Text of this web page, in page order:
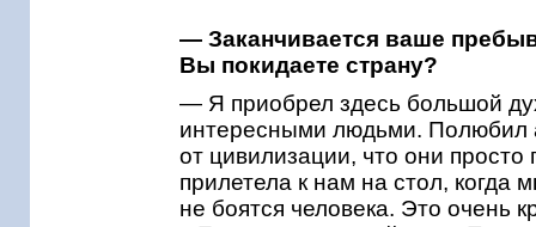
— Заканчивается ваше
Вы покидаете страну?
— Я приобрел здесь большой
интересными людьми. Полюбил
от цивилизации, что они
прилетела к нам на стол, когда
не боятся человека. Это очень